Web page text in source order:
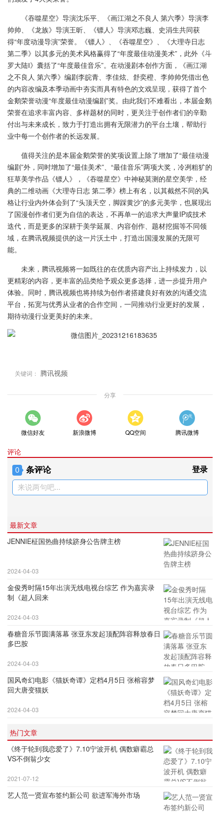
《吞噬星空》导演沈乐平、《画江湖之不良人 第六季》导演李
帅帅、《龙族》导演王昕、《镖人》导演邓志巍、史涓生共同获
得“年度动漫导演”荣誉。《镖人》、《吞噬星空》、《大理寺日志
第二季》以其多元的美术风格赢得了“年度最佳动漫美术”，此外《斗
罗大陆Ⅰ》囊括了“年度最佳音乐”。在动漫剧本创作方面，《画江湖
之不良人 第六季》编剧李皖青、李佳炫、舒奕橙、李帅帅凭借出色
的内容改编及本季动画中夯实而具有特色的文戏呈现，获得了首个
金鹅荣誉动漫“年度最佳动漫编剧”奖。由此我们不难看出，本届金鹅
荣誉在追求丰富内容、多样题材的同时，更关注于创作者们的辛勤
付出与未来成长，致力于打造出拥有无限潜力的平台土壤，帮助行
业中每一个创作者的长远发展。
值得关注的是本届金鹅荣誉的奖项设置上除了增加了“最佳动漫
编剧”外，同时增加了“最佳美术”、“最佳音乐”两项大奖，冷冽粗犷的
狂草美学作品《镖人》，《吞噬星空》中神秘莫测的星空美学，经
典的二维动画《大理寺日志 第二季》榜上有名，以其截然不同的风
格让行业内外体会到了“头顶天空，脚踩黄沙”的多元美学，也展现出
了国漫创作者们更为自信的表达，不再单一的追求大声量IP或技术
迭代，而是更多的深耕于美学延展、内容创作、题材挖掘等不同领
域，在腾讯视频提供的这一片沃土中，打造出国漫发展的无限可
能。
未来，腾讯视频将一如既往的在优质内容产出上持续发力，以
更精彩的内容，更丰富的品类给予观众更多选择，进一步提升用户
体验。同时，腾讯视频也将持续为创作者搭建良好有效的沟通交流
平台，拓宽与优秀从业者的合作空间，一同推动行业更好的发展，
期待动漫行业更美好的未来。
关键词： 腾讯视频
分享
微信好友 新浪微博 QQ空间 腾讯微博
评论
0 条评论 登录
来说两句吧...
最新文章
JENNIE柾国热曲持续跻身公告牌主榜
2024-04-03
金俊秀时隔15年出演无线电视台综艺 作为嘉宾录
制《超人回来
2024-04-03
春糖音乐节圆满落幕 张亚东发起顶配阵容释放春日
多巴胺
2024-04-03
国风奇幻电影《猫妖奇谭》定档4月5日 张榕容梦
回大唐变猫妖
2024-04-03
热门文章
《终于轮到我恋爱了》7.10宁波开机 偶数癖霸总
VS不倒翁少女
2021-07-12
艺人范一贤宣布签约新公司 欲进军海外市场